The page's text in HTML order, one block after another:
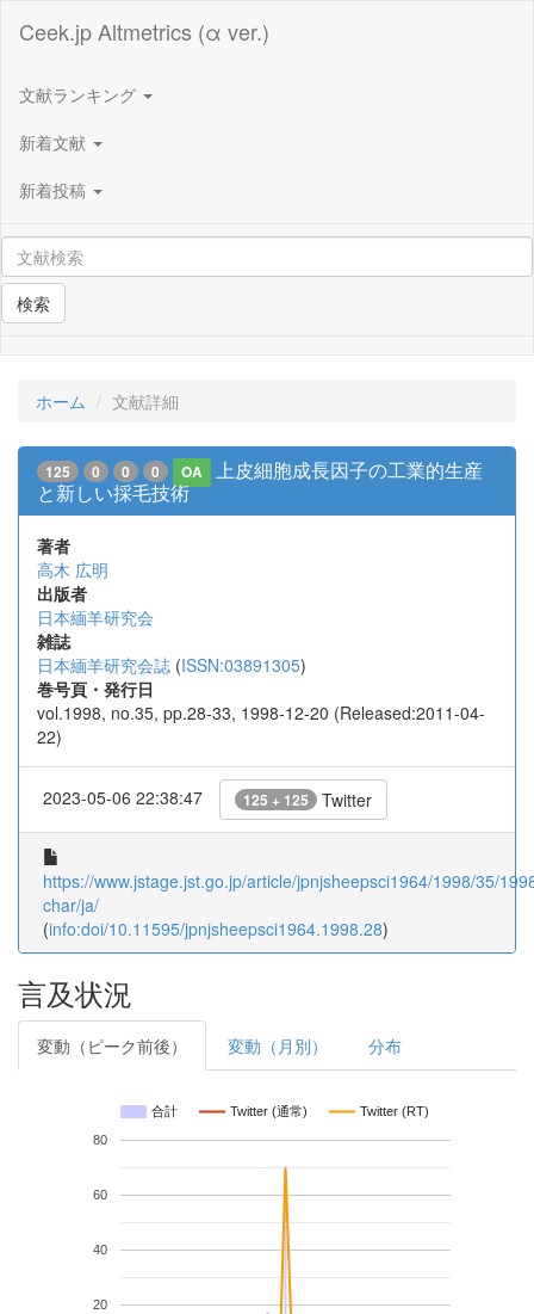
Ceek.jp Altmetrics (α ver.)
文献ランキング
新着文献
新着投稿
検索
ホーム 文献詳細
125 0 0 0 OA
上皮細胞成長因子の工業的生産
と新しい採毛技術
著者
高木 広明
出版者
日本緬羊研究会
雑誌
日本緬羊研究会誌 (ISSN:03891305)
巻号頁・発行日
vol.1998, no.35, pp.28-33, 1998-12-20 (Released:2011-04-
22)
2023-05-06 22:38:47 125 + 125 Twitter
https://www.jstage.jst.go.jp/article/jpnjsheepsci1964/1998/35/
char/ja/
(info:doi/10.11595/jpnjsheepsci1964.1998.28)
言及状況
変動（ピーク前後） 変動（月別） 分布
合計 Twitter (通常) Twitter (RT)
20
40
60
80